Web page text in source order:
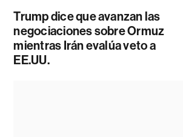
Trump dice que avanzan las
negociaciones sobre Ormuz
mientras Irán evalúa veto a
EE.UU.